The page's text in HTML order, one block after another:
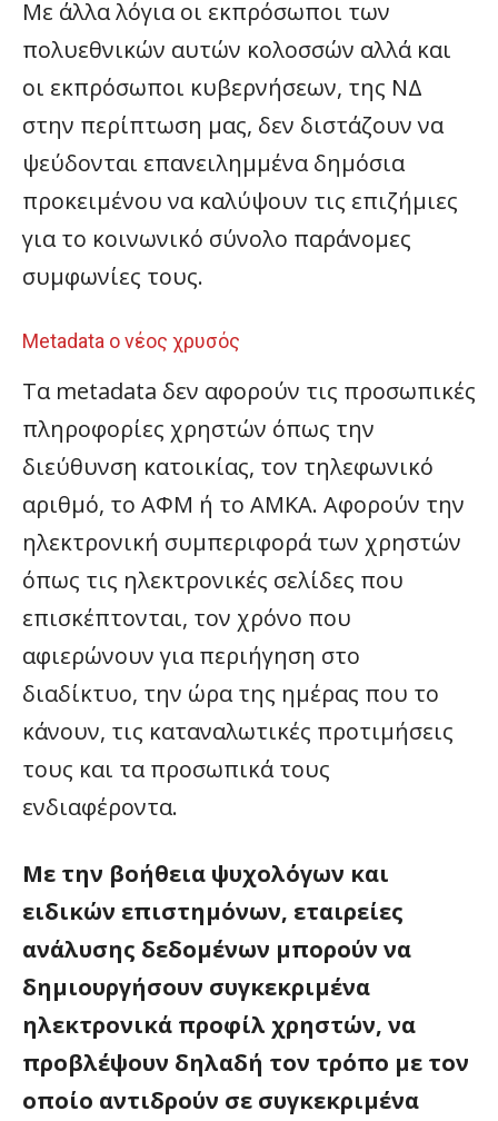
Με άλλα λόγια οι εκπρόσωποι των
πολυεθνικών αυτών κολοσσών αλλά και
οι εκπρόσωποι κυβερνήσεων, της ΝΔ
στην περίπτωση μας, δεν διστάζουν να
ψεύδονται επανειλημμένα δημόσια
προκειμένου να καλύψουν τις επιζήμιες
για το κοινωνικό σύνολο παράνομες
συμφωνίες τους.
Metadata ο νέος χρυσός
Τα metadata δεν αφορούν τις προσωπικές
πληροφορίες χρηστών όπως την
διεύθυνση κατοικίας, τον τηλεφωνικό
αριθμό, το ΑΦΜ ή το ΑΜΚΑ. Αφορούν την
ηλεκτρονική συμπεριφορά των χρηστών
όπως τις ηλεκτρονικές σελίδες που
επισκέπτονται, τον χρόνο που
αφιερώνουν για περιήγηση στο
διαδίκτυο, την ώρα της ημέρας που το
κάνουν, τις καταναλωτικές προτιμήσεις
τους και τα προσωπικά τους
ενδιαφέροντα.
Με την βοήθεια ψυχολόγων και
ειδικών επιστημόνων, εταιρείες
ανάλυσης δεδομένων μπορούν να
δημιουργήσουν συγκεκριμένα
ηλεκτρονικά προφίλ χρηστών, να
προβλέψουν δηλαδή τον τρόπο με τον
οποίο αντιδρούν σε συγκεκριμένα